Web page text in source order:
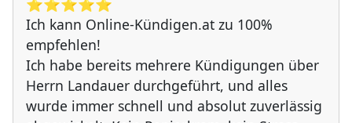
⭐️⭐️⭐️⭐️⭐️
Ich kann Online-Kündigen.at zu 100%
empfehlen!
Ich habe bereits mehrere Kündigungen über
Herrn Landauer durchgeführt, und alles
wurde immer schnell und absolut zuverlässig